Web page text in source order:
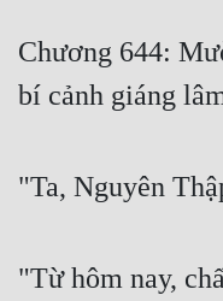
Truyện Dịch
Truyện Nhập Môn
Xa Lộ Dịch
Cung Đấu
Chương 644:
bí cảnh giáng
"Ta, Nguyên
"Từ hôm nay,